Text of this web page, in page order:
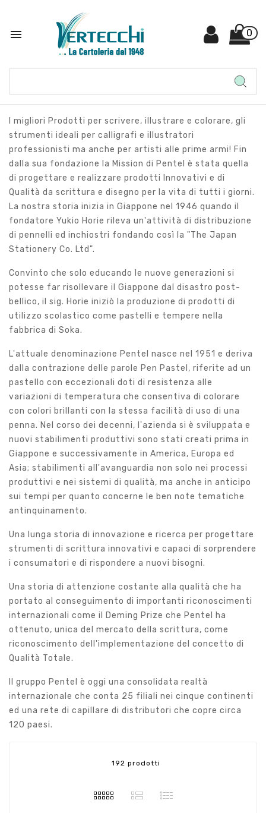
 0
I migliori Prodotti per scrivere, illustrare e colorare, gli
strumenti ideali per calligrafi e illustratori
professionisti ma anche per artisti alle prime armi! Fin
dalla sua fondazione la Mission di Pentel è stata quella
di progettare e realizzare prodotti Innovativi e di
Qualità da scrittura e disegno per la vita di tutti i giorni.
La nostra storia inizia in Giappone nel 1946 quando il
fondatore Yukio Horie rileva un'attività di distribuzione
di pennelli ed inchiostri fondando così la "The Japan
Stationery Co. Ltd".
Convinto che solo educando le nuove generazioni si
potesse far risollevare il Giappone dal disastro post-
bellico, il sig. Horie iniziò la produzione di prodotti di
utilizzo scolastico come pastelli e tempere nella
fabbrica di Soka.
L'attuale denominazione Pentel nasce nel 1951 e deriva
dalla contrazione delle parole Pen Pastel, riferite ad un
pastello con eccezionali doti di resistenza alle
variazioni di temperatura che consentiva di colorare
con colori brillanti con la stessa facilità di uso di una
penna. Nel corso dei decenni, l'azienda si è sviluppata e
nuovi stabilimenti produttivi sono stati creati prima in
Giappone e successivamente in America, Europa ed
Asia; stabilimenti all'avanguardia non solo nei processi
produttivi e nei sistemi di qualità, ma anche in anticipo
sui tempi per quanto concerne le ben note tematiche
antinquinamento.
Una lunga storia di innovazione e ricerca per progettare
strumenti di scrittura innovativi e capaci di sorprendere
i consumatori e di rispondere a nuovi bisogni.
Una storia di attenzione costante alla qualità che ha
portato al conseguimento di importanti riconoscimenti
internazionali come il Deming Prize che Pentel ha
ottenuto, unica del mercato della scrittura, come
riconoscimento dell'implementazione del concetto di
Qualità Totale.
Il gruppo Pentel è oggi una consolidata realtà
internazionale che conta 25 filiali nei cinque continenti
ed una rete di capillare di distributori che copre circa
120 paesi.
192 prodotti